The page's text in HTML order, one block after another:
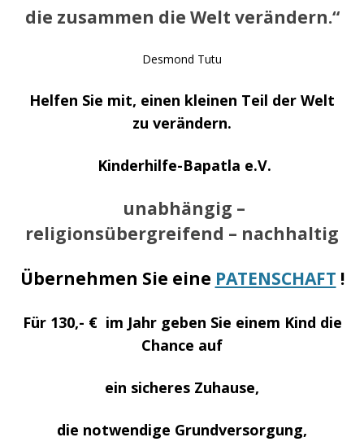
die zusammen die Welt verändern.“
Desmond Tutu
Helfen Sie mit, einen kleinen Teil der Welt
zu verändern.
Kinderhilfe-Bapatla e.V.
unabhängig –
religionsübergreifend – nachhaltig
Übernehmen Sie eine PATENSCHAFT !
Für 130,- € im Jahr geben Sie einem Kind die
Chance auf
ein sicheres Zuhause,
die notwendige Grundversorgung,